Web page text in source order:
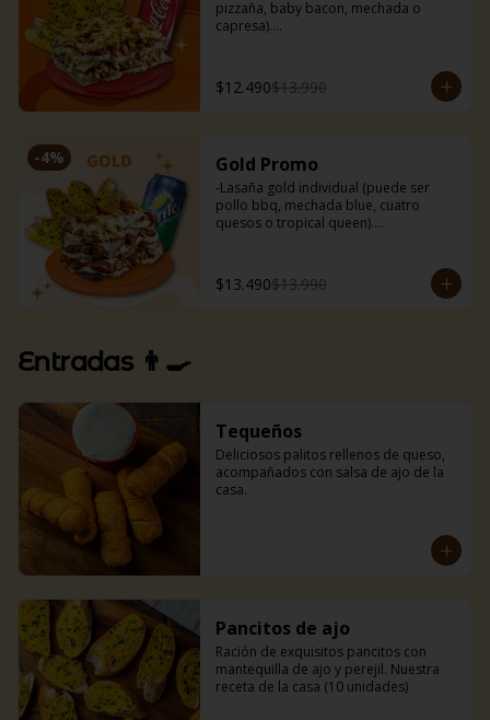
pizzaña, baby bacon, mechada o
capresa).
(3uds).
$12.490$13.990
-4% Gold Promo
-Lasaña gold individual (puede ser
pollo bbq, mechada blue, cuatro
quesos o tropical queen).
(3uds).
$13.490$13.990
Entradas 👨‍🍳
Tequeños
Deliciosos palitos rellenos de queso,
acompañados con salsa de ajo de la
casa.
Pancitos de ajo
Ración de exquisitos pancitos con
mantequilla de ajo y perejil. Nuestra
receta de la casa (10 unidades)